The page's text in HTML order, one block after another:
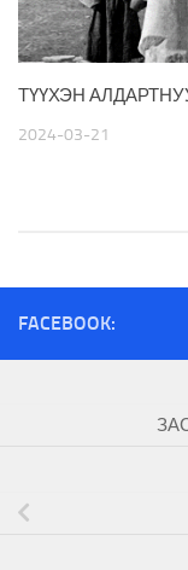
ТҮҮХЭН
2024-03-21
FACEBOOK: